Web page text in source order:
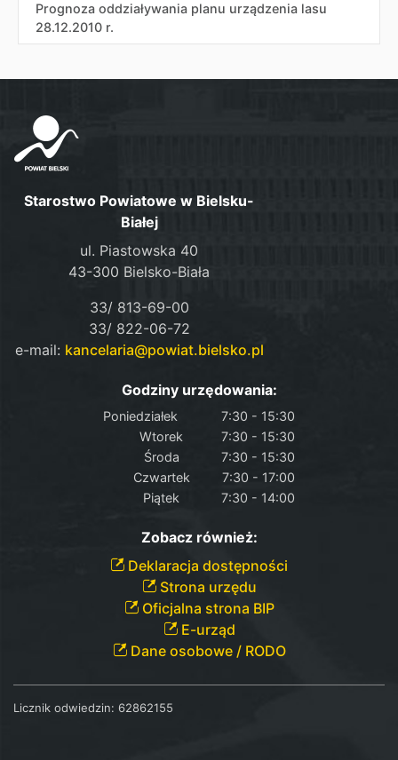
Prognoza oddziaływania planu urządzenia lasu
28.12.2010 r.
Starostwo Powiatowe w Bielsku-
Białej
ul. Piastowska 40
43-300 Bielsko-Biała
33/ 813-69-00
33/ 822-06-72
e-mail: kancelaria@powiat.bielsko.pl
Godziny urzędowania:
Poniedziałek
7:30 - 15:30
Wtorek
7:30 - 15:30
Środa
7:30 - 15:30
Czwartek
7:30 - 17:00
Piątek
7:30 - 14:00
Zobacz również:
Deklaracja dostępności
Strona urzędu
Oficjalna strona BIP
E-urząd
Dane osobowe / RODO
Licznik odwiedzin: 62862155